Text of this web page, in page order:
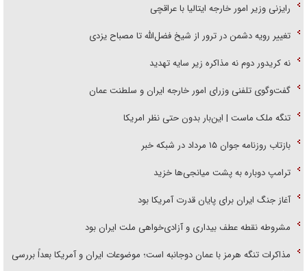
رایزنی وزیر امور خارجه ایتالیا با عراقچی
تغییر رویه دشمن در ترور از شیخ فضل‌الله تا مصباح یزدی
نه کریدور دوم نه مذاکره زیر سایه تهدید
گفت‌وگوی تلفنی وزرای امور خارجه ایران و سلطنت عمان
تنگه ملک ماست | این‌بار بدون حتی نظر امریکا
بازتاب روزنامه جوان ۱۵ مرداد در شبکه خبر
ترامپ دوباره به پشت میانجی‌ها خزید
آغاز جنگ ایران برای پایان قدرت آمریکا بود
مشروطه نقطه عطف بیداری و آزادی‌خواهی ملت ایران بود
مذاکرات تنگه هرمز با عمان دوجانبه است؛ موضوعات ایران و آمریکا بعداً بررسی